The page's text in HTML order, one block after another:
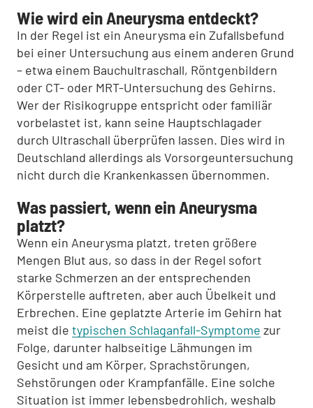
Wie wird ein Aneurysma entdeckt?
In der Regel ist ein Aneurysma ein Zufallsbefund
bei einer Untersuchung aus einem anderen Grund
– etwa einem Bauchultraschall, Röntgenbildern
oder CT- oder MRT-Untersuchung des Gehirns.
Wer der Risikogruppe entspricht oder familiär
vorbelastet ist, kann seine Hauptschlagader
durch Ultraschall überprüfen lassen. Dies wird in
Deutschland allerdings als Vorsorgeuntersuchung
nicht durch die Krankenkassen übernommen.
Was passiert, wenn ein Aneurysma
platzt?
Wenn ein Aneurysma platzt, treten größere
Mengen Blut aus, so dass in der Regel sofort
starke Schmerzen an der entsprechenden
Körperstelle auftreten, aber auch Übelkeit und
Erbrechen. Eine geplatzte Arterie im Gehirn hat
meist die typischen Schlaganfall-Symptome zur
Folge, darunter halbseitige Lähmungen im
Gesicht und am Körper, Sprachstörungen,
Sehstörungen oder Krampfanfälle. Eine solche
Situation ist immer lebensbedrohlich, weshalb